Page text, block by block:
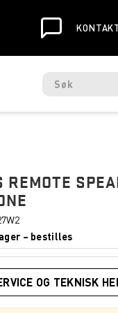
REMOTE
– bestilles
OG TEKNISK